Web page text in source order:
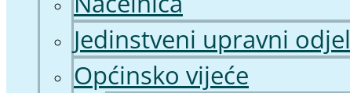
Jedinstveni upravni odjel
Općinsko vijeće